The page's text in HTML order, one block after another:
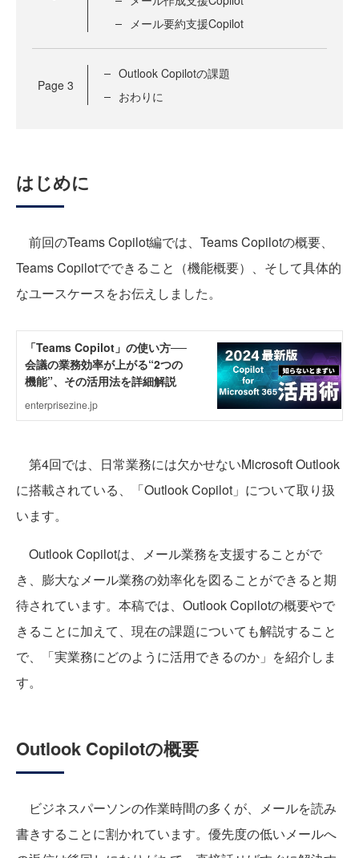
メール要約支援Copilot
Page 3
Outlook Copilotの課題
おわりに
はじめに
前回のTeams Copilot編では、Teams Copilotの概要、
Teams Copilotでできること（機能概要）、そして具体的
なユースケースをお伝えしました。
第4回では、日常業務には欠かせないMicrosoft Outlook
に搭載されている、「Outlook Copilot」について取り扱
います。
Outlook Copilotは、メール業務を支援することがで
き、膨大なメール業務の効率化を図ることができると期
待されています。本稿では、Outlook Copilotの概要やで
きることに加えて、現在の課題についても解説すること
で、「実業務にどのように活用できるのか」を紹介しま
す。
Outlook Copilotの概要
ビジネスパーソンの作業時間の多くが、メールを読み
書きすることに割かれています。優先度の低いメールへ